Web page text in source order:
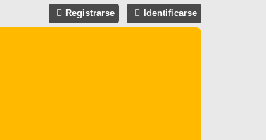
Identificarse
Registrarse